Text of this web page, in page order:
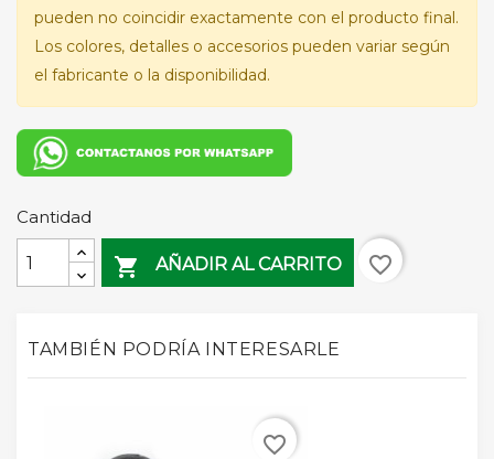
pueden no coincidir exactamente con el producto final.
Los colores, detalles o accesorios pueden variar según
el fabricante o la disponibilidad.
Cantidad
 AÑADIR AL CARRITO favorite_border
TAMBIÉN PODRÍA INTERESARLE
favorite_border